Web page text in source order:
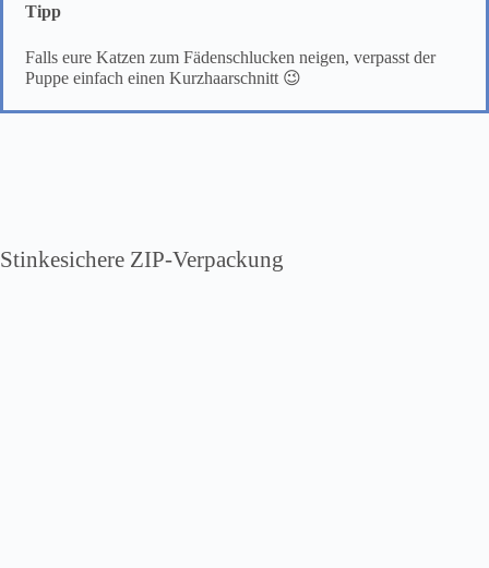
Tipp
Falls eure Katzen zum Fädenschlucken neigen, verpasst der
Puppe einfach einen Kurzhaarschnitt 😉
Stinkesichere ZIP-Verpackung